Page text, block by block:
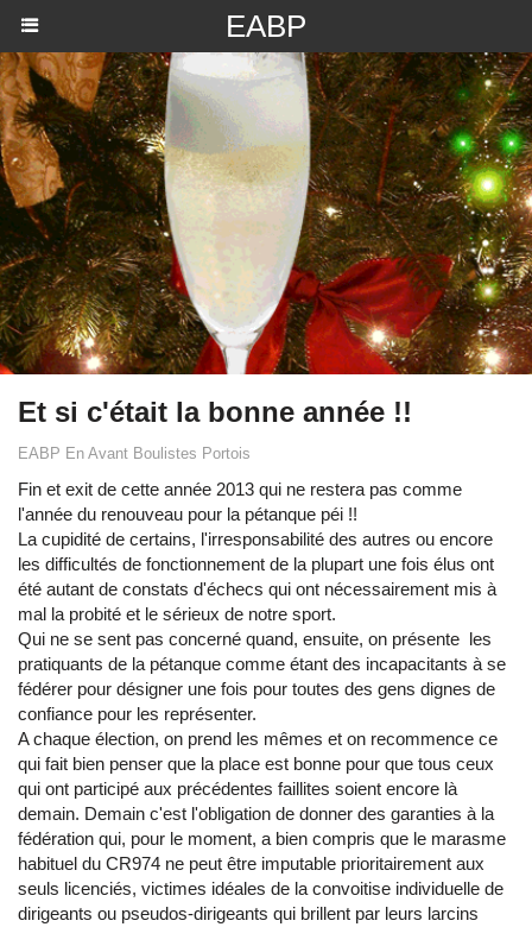
EABP
Et si c'était la bonne année !!
EABP En Avant Boulistes Portois
Fin et exit de cette année 2013 qui ne restera pas comme
l'année du renouveau pour la pétanque péi !!
La cupidité de certains, l'irresponsabilité des autres ou encore
les difficultés de fonctionnement de la plupart une fois élus ont
été autant de constats d'échecs qui ont nécessairement mis à
mal la probité et le sérieux de notre sport.
Qui ne se sent pas concerné quand, ensuite, on présente les
pratiquants de la pétanque comme étant des incapacitants à se
fédérer pour désigner une fois pour toutes des gens dignes de
confiance pour les représenter.
A chaque élection, on prend les mêmes et on recommence ce
qui fait bien penser que la place est bonne pour que tous ceux
qui ont participé aux précédentes faillites soient encore là
demain. Demain c'est l'obligation de donner des garanties à la
fédération qui, pour le moment, a bien compris que le marasme
habituel du CR974 ne peut être imputable prioritairement aux
seuls licenciés, victimes idéales de la convoitise individuelle de
dirigeants ou pseudos-dirigeants qui brillent par leurs larcins